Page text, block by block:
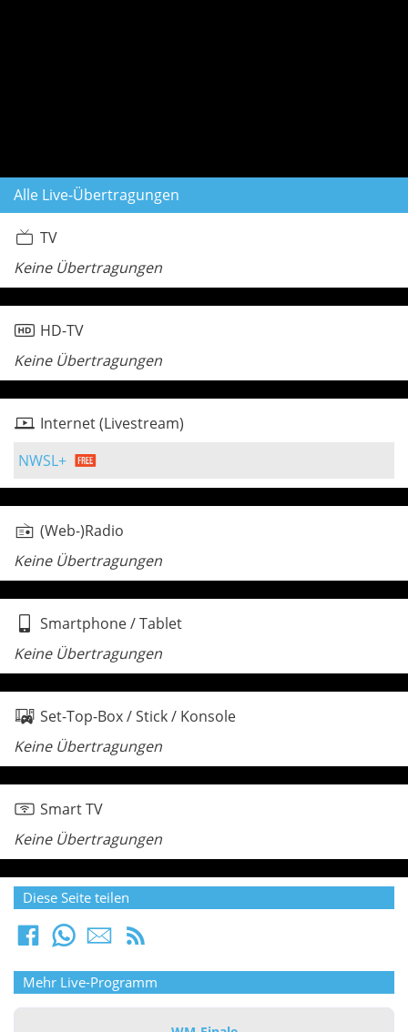
Alle Live-Übertragungen
TV
Keine Übertragungen
HD-TV
Keine Übertragungen
Internet (Livestream)
NWSL+
(Web-)Radio
Keine Übertragungen
Smartphone / Tablet
Keine Übertragungen
Set-Top-Box / Stick / Konsole
Keine Übertragungen
Smart TV
Keine Übertragungen
Diese Seite teilen
Mehr Live-Programm